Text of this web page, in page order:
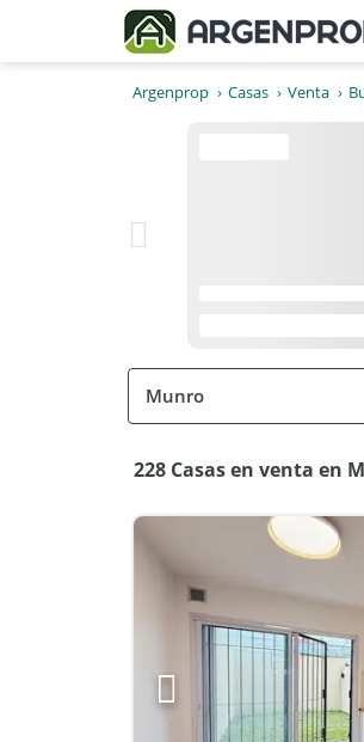
Argenprop Casas Venta
228 Casas en venta en